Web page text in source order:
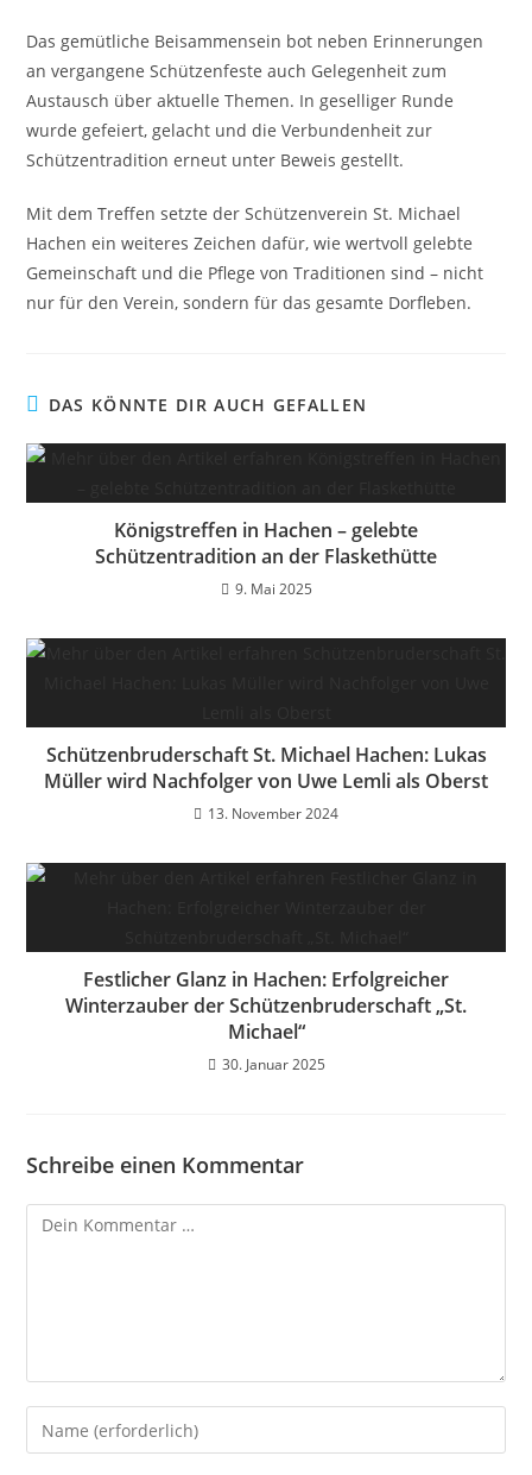
Das gemütliche Beisammensein bot neben Erinnerungen
an vergangene Schützenfeste auch Gelegenheit zum
Austausch über aktuelle Themen. In geselliger Runde
wurde gefeiert, gelacht und die Verbundenheit zur
Schützentradition erneut unter Beweis gestellt.
Mit dem Treffen setzte der Schützenverein St. Michael
Hachen ein weiteres Zeichen dafür, wie wertvoll gelebte
Gemeinschaft und die Pflege von Traditionen sind – nicht
nur für den Verein, sondern für das gesamte Dorfleben.
DAS KÖNNTE DIR AUCH GEFALLEN
Königstreffen in Hachen – gelebte
Schützentradition an der Flaskethütte
9. Mai 2025
Schützenbruderschaft St. Michael Hachen: Lukas
Müller wird Nachfolger von Uwe Lemli als Oberst
13. November 2024
Festlicher Glanz in Hachen: Erfolgreicher
Winterzauber der Schützenbruderschaft „St.
Michael“
30. Januar 2025
Schreibe einen Kommentar